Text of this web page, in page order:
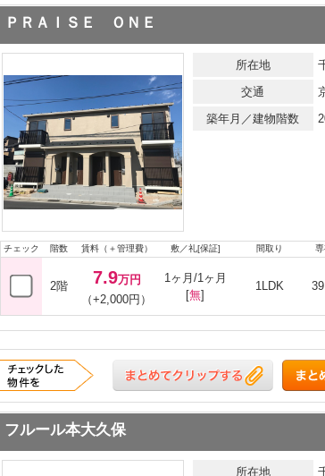
ＰＲＡＩＳＥ ＯＮＥ
所在地
交通
築年月／建物階数
チェック 階数 賃料（＋管理費） 敷／礼[保証] 間取り
2階 7.9万円
（+2,000円）
1ヶ月/1ヶ月
[無]
1LDK
フルール本大久保
所在地